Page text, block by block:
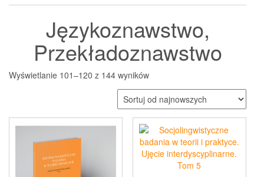
Językoznawstwo,
Przekładoznawstwo
Wyświetlanie 101–120 z 144 wynikówPosortowane
według
najnowszych